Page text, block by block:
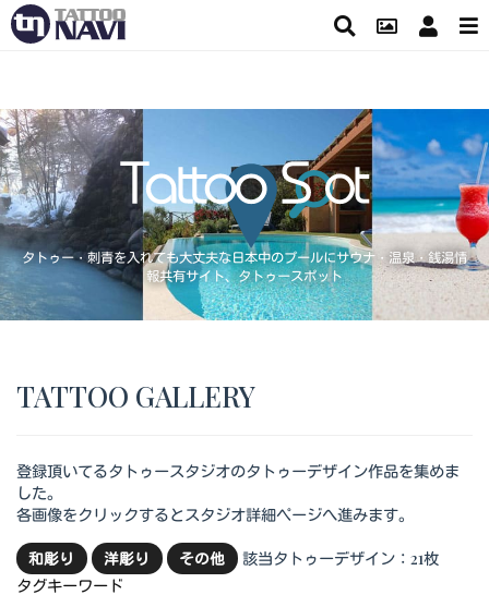
タトゥー・刺青を入れても大丈夫な日本中のプールにサウナ・温泉・銭湯情
報共有サイト、タトゥースポット
TATTOO GALLERY
登録頂いてるタトゥースタジオのタトゥーデザイン作品を集めま
した。
各画像をクリックするとスタジオ詳細ページへ進みます。
和彫り 洋彫り その他
該当タトゥーデザイン：21枚
タグキーワード